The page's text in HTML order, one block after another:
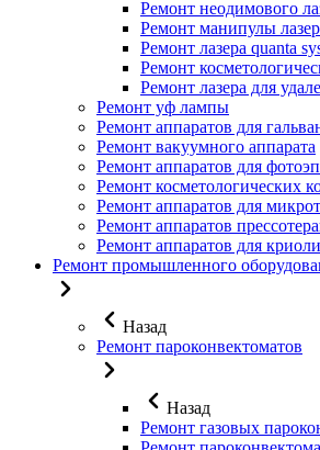
Ремонт неодимового
Ремонт манипулы
Ремонт лазера quanta
Ремонт
Ремонт лазера для
Ремонт уф лампы
Ремонт аппаратов для
Ремонт вакуумного аппарата
Ремонт аппаратов для
Ремонт косметологических
Ремонт аппаратов для
Ремонт аппаратов
Ремонт аппаратов для
Ремонт промышленного
Назад
Ремонт пароконвектоматов
Назад
Ремонт газовых